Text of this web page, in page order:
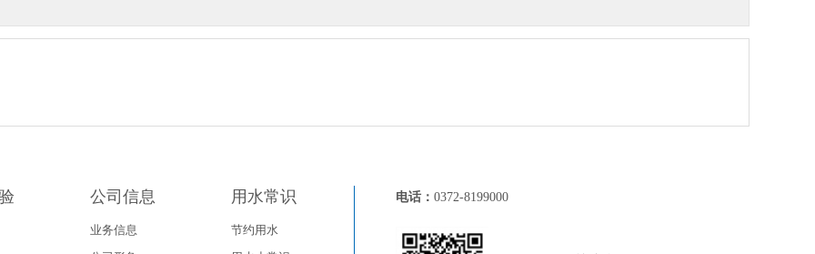
公司信息
业务信息
用水常识
节约用水
电话： 0372-8199000